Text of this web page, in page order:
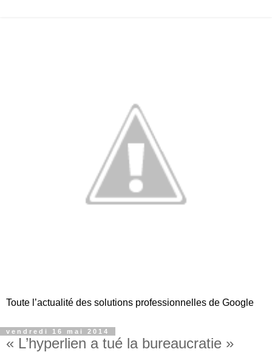
Toute l’actualité des solutions professionnelles de Google
vendredi 16 mai 2014
« L’hyperlien a tué la bureaucratie »